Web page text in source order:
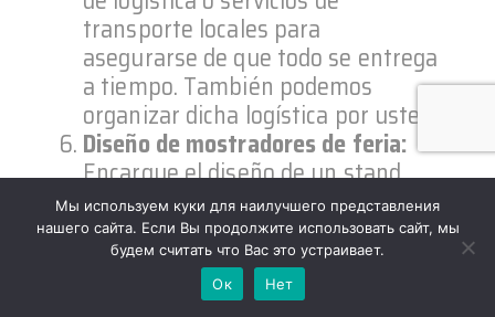
transporte locales para
asegurarse de que todo se entrega
a tiempo. También podemos
organizar dicha logística por usted.
Diseño de mostradores de feria:
Encargue el diseño de un stand
que represente su marca y
muestre eficazmente sus
productos o servicios. Nos
aseguraremos de que se cumplan
Мы используем куки для наилучшего представления
нашего сайта. Если Вы продолжите использовать сайт, мы
будем считать что Вас это устраивает.
Ок
Нет